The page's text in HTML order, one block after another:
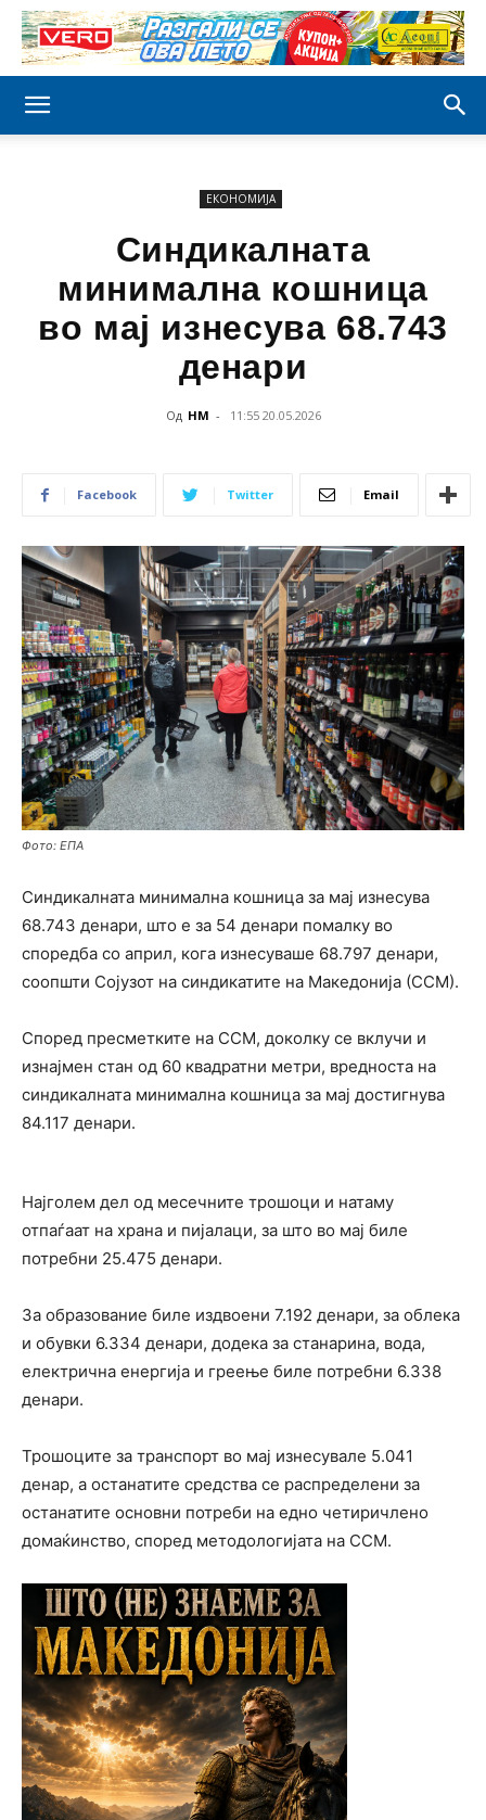
ЕКОНОМИЈА
Синдикалната
минимална кошница
во мај изнесува 68.743
денари
Од НМ - 11:55 20.05.2026
Facebook Twitter Email
Фото: ЕПА
Синдикалната минимална кошница за мај изнесува
68.743 денари, што е за 54 денари помалку во
споредба со април, кога изнесуваше 68.797 денари,
соопшти Сојузот на синдикатите на Македонија (ССМ).
Според пресметките на ССМ, доколку се вклучи и
изнајмен стан од 60 квадратни метри, вредноста на
синдикалната минимална кошница за мај достигнува
84.117 денари.
Најголем дел од месечните трошоци и натаму
отпаѓаат на храна и пијалаци, за што во мај биле
потребни 25.475 денари.
За образование биле издвоени 7.192 денари, за облека
и обувки 6.334 денари, додека за станарина, вода,
електрична енергија и греење биле потребни 6.338
денари.
Трошоците за транспорт во мај изнесувале 5.041
денар, а останатите средства се распределени за
останатите основни потреби на едно четиричлено
домаќинство, според методологијата на ССМ.